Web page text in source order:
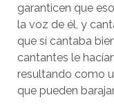
garanticen que
la voz de él, y
que sí cantaba
cantantes le
resultando como
que pueden